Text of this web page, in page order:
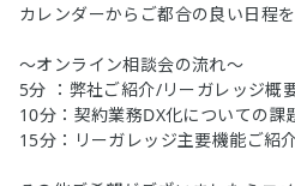
カレンダーからご都合の良い日程を
～オンライン相談会の流れ～
5分 ：弊社ご紹介/リーガレッジ概
10分：契約業務DX化についての課
15分：リーガレッジ主要機能ご紹